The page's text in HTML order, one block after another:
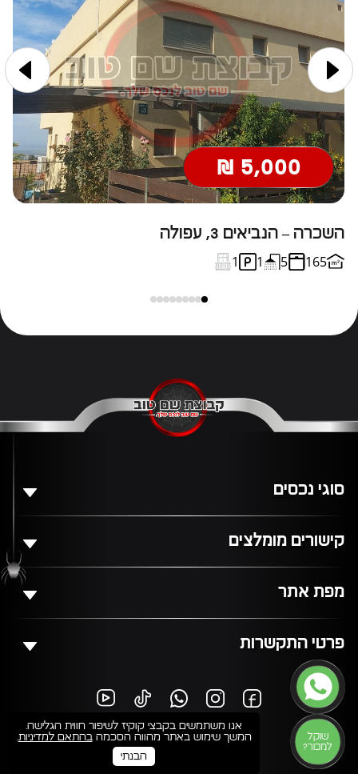
שוקל
למכור?
5,000 ₪
השכרה – הנביאים 3, עפולה
165
5
1
1
סוגי נכסים
קישורים מומלצים
מפת אתר
פרטי התקשרות
LM Web Solutions -
חברה לבניית אתרים
אנו משתמשים בקבצי קוקיז לשיפור חווית הגלישה.
המשך שימוש באתר מהווה הסכמהבהתאם למדיניות.
הבנתי